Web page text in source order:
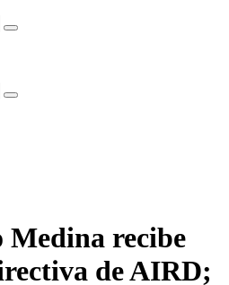
recibe
de AIRD;